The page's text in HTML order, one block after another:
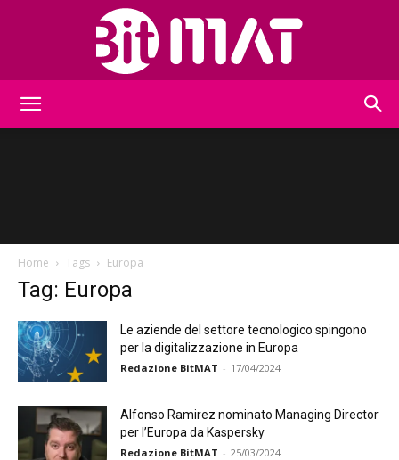
Home Tags Europa
Tag: Europa
Le aziende del settore tecnologico spingono
per la digitalizzazione in Europa
Redazione BitMAT - 17/04/2024
Alfonso Ramirez nominato Managing Director
per l’Europa da Kaspersky
Redazione BitMAT - 25/03/2024